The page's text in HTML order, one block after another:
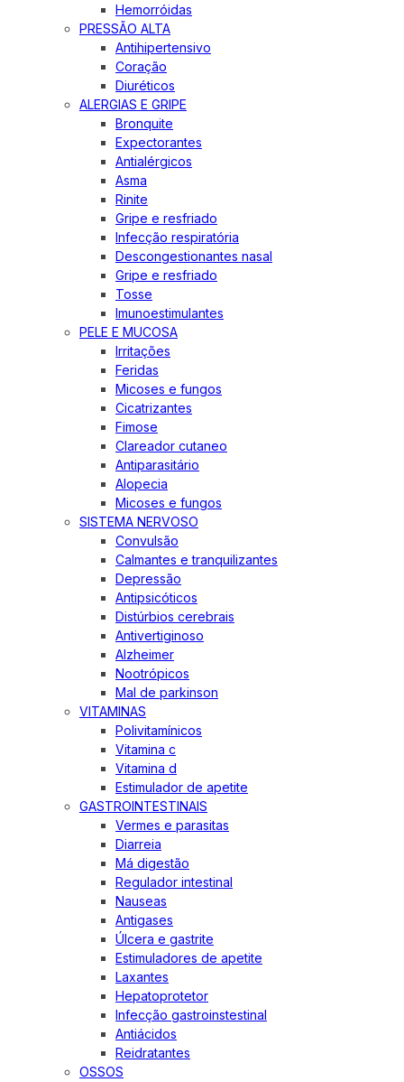
Hemorróidas
PRESSÃO ALTA
Antihipertensivo
Coração
Diuréticos
ALERGIAS E GRIPE
Bronquite
Expectorantes
Antialérgicos
Asma
Rinite
Gripe e resfriado
Infecção respiratória
Descongestionantes nasal
Gripe e resfriado
Tosse
Imunoestimulantes
PELE E MUCOSA
Irritações
Feridas
Micoses e fungos
Cicatrizantes
Fimose
Clareador cutaneo
Antiparasitário
Alopecia
Micoses e fungos
SISTEMA NERVOSO
Convulsão
Calmantes e tranquilizantes
Depressão
Antipsicóticos
Distúrbios cerebrais
Antivertiginoso
Alzheimer
Nootrópicos
Mal de parkinson
VITAMINAS
Polivitamínicos
Vitamina c
Vitamina d
Estimulador de apetite
GASTROINTESTINAIS
Vermes e parasitas
Diarreia
Má digestão
Regulador intestinal
Nauseas
Antigases
Úlcera e gastrite
Estimuladores de apetite
Laxantes
Hepatoprotetor
Infecção gastroinstestinal
Antiácidos
Reidratantes
OSSOS